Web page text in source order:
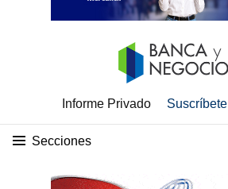
Informe Privado Suscríbete
Secciones